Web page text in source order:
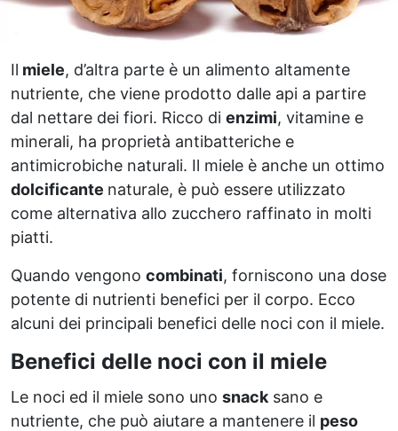
Il miele, d’altra parte è un alimento altamente
nutriente, che viene prodotto dalle api a partire
dal nettare dei fiori. Ricco di enzimi, vitamine e
minerali, ha proprietà antibatteriche e
antimicrobiche naturali. Il miele è anche un ottimo
dolcificante naturale, è può essere utilizzato
come alternativa allo zucchero raffinato in molti
piatti.
Quando vengono combinati, forniscono una dose
potente di nutrienti benefici per il corpo. Ecco
alcuni dei principali benefici delle noci con il miele.
Benefici delle noci con il miele
Le noci ed il miele sono uno snack sano e
nutriente, che può aiutare a mantenere il peso